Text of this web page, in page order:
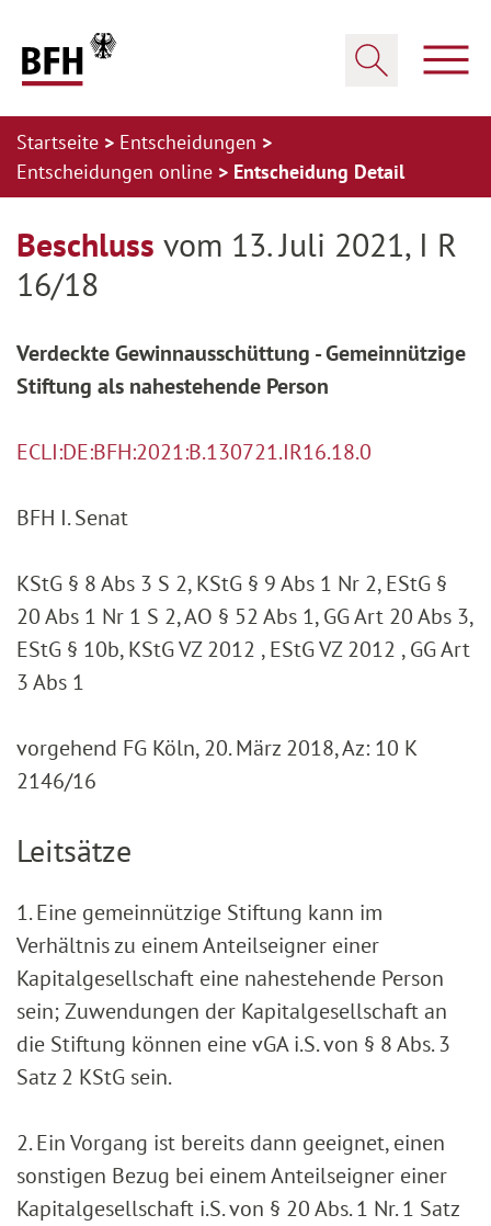
Startseite
Entscheidungen
Entscheidungen online
Entscheidung Detail
Beschluss vom 13. Juli 2021, I R
16/18
Verdeckte Gewinnausschüttung - Gemeinnützige
Stiftung als nahestehende Person
ECLI:DE:BFH:2021:B.130721.IR16.18.0
BFH I. Senat
KStG § 8 Abs 3 S 2, KStG § 9 Abs 1 Nr 2, EStG §
20 Abs 1 Nr 1 S 2, AO § 52 Abs 1, GG Art 20 Abs 3,
EStG § 10b, KStG VZ 2012 , EStG VZ 2012 , GG Art
3 Abs 1
vorgehend FG Köln, 20. März 2018, Az: 10 K
2146/16
Leitsätze
1. Eine gemeinnützige Stiftung kann im
Verhältnis zu einem Anteilseigner einer
Kapitalgesellschaft eine nahestehende Person
sein; Zuwendungen der Kapitalgesellschaft an
die Stiftung können eine vGA i.S. von § 8 Abs. 3
Satz 2 KStG sein.
2. Ein Vorgang ist bereits dann geeignet, einen
sonstigen Bezug bei einem Anteilseigner einer
Kapitalgesellschaft i.S. von § 20 Abs. 1 Nr. 1 Satz